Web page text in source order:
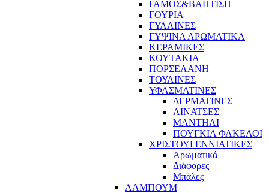
ΓΑΜΟΣ&ΒΑΠΤΙΣΗ
ΓΟΥΡΙΑ
ΓΥΑΛΙΝΕΣ
ΓΥΨΙΝΑ ΑΡΩΜΑΤΙΚΑ
ΚΕΡΑΜΙΚΕΣ
ΚΟΥΤΑΚΙΑ
ΠΟΡΣΕΛΑΝΗ
ΤΟΥΛΙΝΕΣ
ΥΦΑΣΜΑΤΙΝΕΣ
ΔΕΡΜΑΤΙΝΕΣ
ΛΙΝΑΤΣΕΣ
ΜΑΝΤΗΛΙ
ΠΟΥΓΚΙΑ ΦΑΚΕΛΟΙ
ΧΡΙΣΤΟΥΓΕΝΝΙΑΤΙΚΕΣ
Αρωματικά
Διάφορες
Μπάλες
ΑΛΜΠΟΥΜ